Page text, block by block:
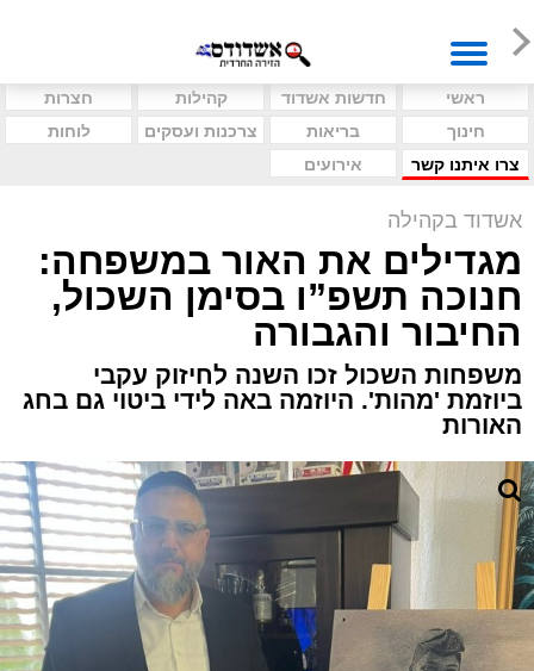
ראשי חדשות אשדוד קהילות
חצרות
חינוך
בריאות צרכנות ועסקים
לוחות
צרו איתנו קשר
אירועים
אשדוד בקהילה
מגדילים את האור במשפחה:
חנוכה תשפ”ו בסימן השכול,
החיבור והגבורה
משפחות השכול זכו השנה לחיזוק עקבי
ביוזמת 'מהות'. היוזמה באה לידי ביטוי גם בחג
האורות